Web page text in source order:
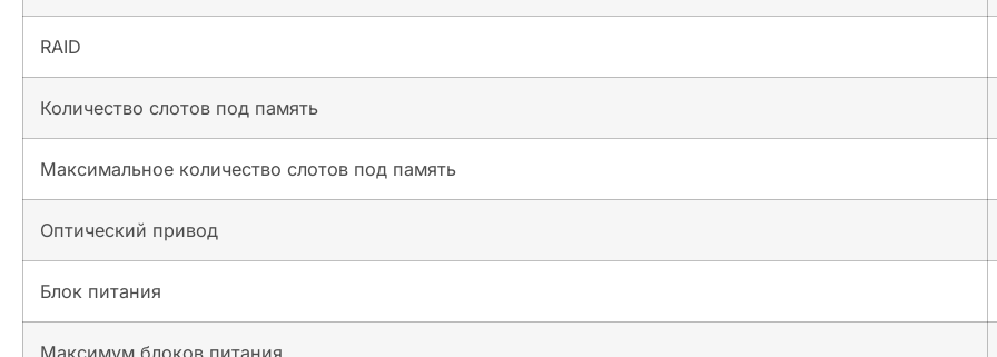
RAID
Количество слотов под память
Максимальное количество слотов под память
Оптический привод
Блок питания
Максимум блоков питания